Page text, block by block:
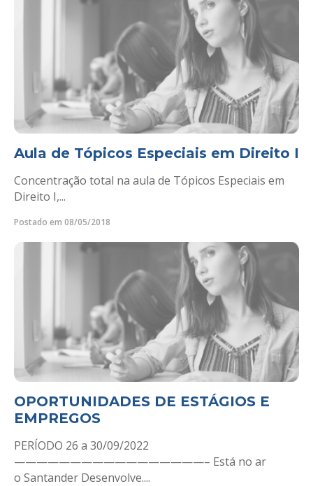
Aula de Tópicos Especiais em Direito I
Concentração total na aula de Tópicos Especiais em
Direito I,...
Postado em 08/05/2018
OPORTUNIDADES DE ESTÁGIOS E
EMPREGOS
PERÍODO 26 a 30/09/2022
—————————————————– Está no ar
o Santander Desenvolve....